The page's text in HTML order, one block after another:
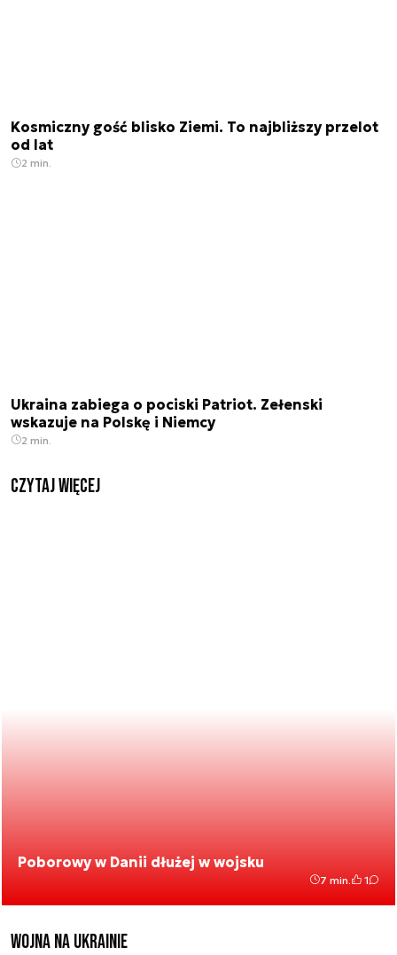
Kosmiczny gość blisko Ziemi. To najbliższy przelot
od lat
2 min.
Ukraina zabiega o pociski Patriot. Zełenski
wskazuje na Polskę i Niemcy
2 min.
czytaj więcej
Poborowy w Danii dłużej w wojsku
7 min. 1
Wojna na Ukrainie